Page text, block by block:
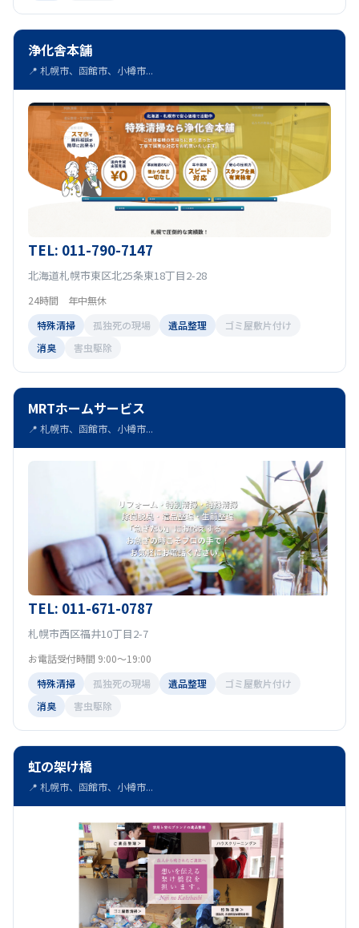
浄化舎本舗
📍 札幌市、函館市、小樽市...
TEL: 011-790-7147
北海道札幌市東区北25条東18丁目2-28
24時間 年中無休
特殊清掃
孤独死の現場 遺品整理
ゴミ屋敷片付け
消臭
害虫駆除
MRTホームサービス
📍 札幌市、函館市、小樽市...
TEL: 011-671-0787
札幌市西区福井10丁目2-7
お電話受付時間 9:00～19:00
特殊清掃
孤独死の現場 遺品整理
ゴミ屋敷片付け
消臭
害虫駆除
虹の架け橋
📍 札幌市、函館市、小樽市...